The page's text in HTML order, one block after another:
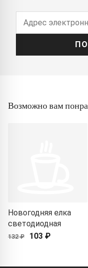
Возможно вам
Новогодняя елка
светодиодная
132 ₽ 103 ₽